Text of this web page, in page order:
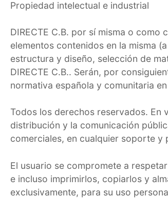
Propiedad intelectual e industrial
DIRECTE C.B. por sí misma o
elementos contenidos en la misma
estructura y diseño, selección de
DIRECTE C.B.. Serán, por
normativa española y comunitaria
Todos los derechos reservados. En
distribución y la comunicación
comerciales, en cualquier soporte y
El usuario se compromete a
e incluso imprimirlos, copiarlos y
exclusivamente, para su uso